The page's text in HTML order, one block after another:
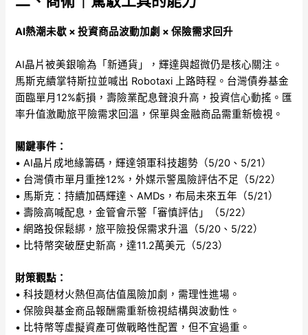
AI熱潮未歇 × 投資商品波動加劇 × 保險需求回升
AI晶片被美銀喻為「新通貨」，輝達與超微仍是核心關注。
馬斯克續掌特斯拉並喊出 Robotaxi 上路時程。台灣債券基金
面臨單月12%虧損，壽險業配息聲浪升高，投資信心動搖。匯
率升值激勵旅平險需求回溫，保單與金融商品需重新檢視。
關鍵事件：
• AI晶片成地緣籌碼，輝達領軍科技趨勢（5/20、5/21）
• 台灣債市單月重挫12%，外媒示警風險評估不足（5/22）
• 馬斯克：持續加碼輝達、AMDs，布局未來五年（5/21）
• 壽險高喊配息，金管會示警「審慎評估」（5/22）
• 網路投保鬆綁，旅平險投保需求升溫（5/20、5/22）
• 比特幣突破歷史新高，達11.2萬美元（5/23）
財策觀點：
• 科技題材火熱但高估值風險加劇，需理性進場。
• 保險與基金商品報酬需重新檢視結構與波動性。
• 比特幣等虛擬資產可做戰略性配置，但不宜過重。